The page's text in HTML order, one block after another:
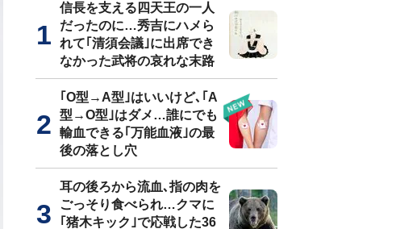
信長を支える四天王の一人
だったのに…秀吉にハメら
れて｢清須会議｣に出席でき
なかった武将の哀れな末路
｢O型→A型｣はいいけど､｢A
型→O型｣はダメ…誰にでも
輸血できる｢万能血液｣の最
後の落とし穴
耳の後ろから流血､指の肉を
ごっそり食べられ…クマに
｢猪木キック｣で応戦した36